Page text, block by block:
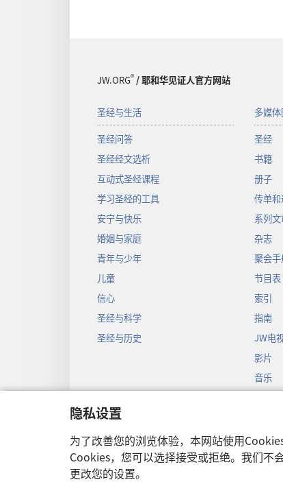
隐私设置
为了改善您的浏览体验，本网站使用
Cookies，您可以选择接受或拒绝。我们不
更改您的设置。
JW.ORG®/ 耶和华见证人官方网站
圣经与生活
圣经问答
圣经经文选析
互动式圣经课程
学习圣经的工具
安宁与快乐
婚姻与家庭
青年与少年
儿童
信心
圣经与科学
圣经与历史
多媒
圣经
书籍
册子
传单
系列
杂志
聚会手
节目表
索引
指南
JW电
影片
音乐